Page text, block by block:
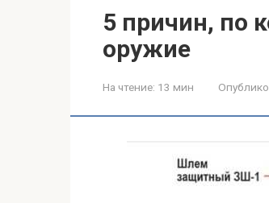
5 причин, по
оружие
На чтение: 13 мин